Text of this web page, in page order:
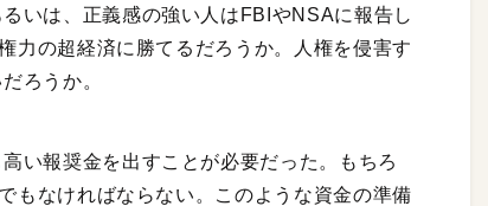
いは、正義感の強い人はFBIやNSAに報告し
力の超経済に勝てるだろうか。人権を侵害す
ろうか。
い報奨金を出すことが必要だった。もちろ
もなければならない。このような資金の準備